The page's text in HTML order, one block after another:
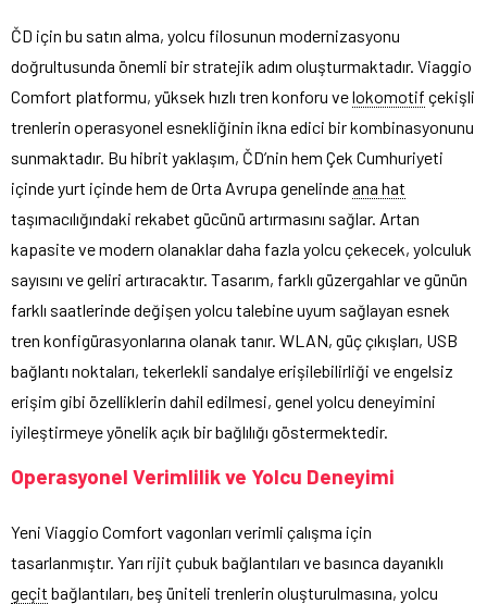
ČD için bu satın alma, yolcu filosunun modernizasyonu
doğrultusunda önemli bir stratejik adım oluşturmaktadır. Viaggio
Comfort platformu, yüksek hızlı tren konforu velokomotif çekişli
trenlerin operasyonel esnekliğinin ikna edici bir kombinasyonunu
sunmaktadır. Bu hibrit yaklaşım, ČD’nin hem Çek Cumhuriyeti
içinde yurt içinde hem de Orta Avrupa genelindeana hat
taşımacılığındaki rekabet gücünü artırmasını sağlar. Artan
kapasite ve modern olanaklar daha fazla yolcu çekecek, yolculuk
sayısını ve geliri artıracaktır. Tasarım, farklı güzergahlar ve günün
farklı saatlerinde değişen yolcu talebine uyum sağlayan esnek
tren konfigürasyonlarına olanak tanır. WLAN, güç çıkışları, USB
bağlantı noktaları, tekerlekli sandalye erişilebilirliği ve engelsiz
erişim gibi özelliklerin dahil edilmesi, genel yolcu deneyimini
iyileştirmeye yönelik açık bir bağlılığı göstermektedir.
Operasyonel Verimlilik ve Yolcu Deneyimi
Yeni Viaggio Comfort vagonları verimli çalışma için
tasarlanmıştır. Yarı rijit çubuk bağlantıları ve basınca dayanıklı
geçit bağlantıları, beş üniteli trenlerin oluşturulmasına, yolcu